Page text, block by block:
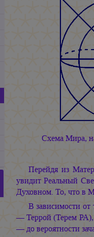
Схема Мира,
Перейдя из
увидит Реальный
Духовном. То, что в
В зависимости от
— Террой (Терем РА),
— до вероятности